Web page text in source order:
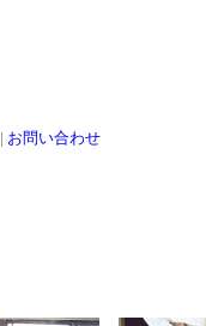
| お問い合わせ